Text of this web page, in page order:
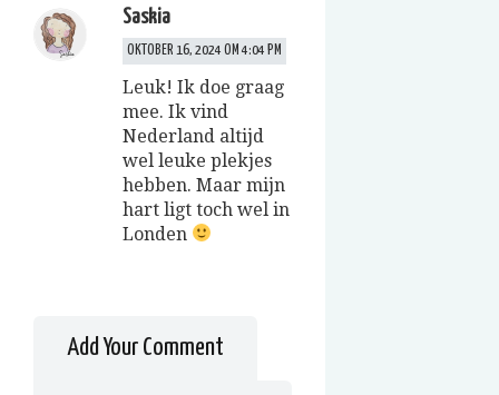
Saskia
OKTOBER 16, 2024 OM 4:04 PM
Leuk! Ik doe graag
mee. Ik vind
Nederland altijd
wel leuke plekjes
hebben. Maar mijn
hart ligt toch wel in
Londen
Add Your Comment